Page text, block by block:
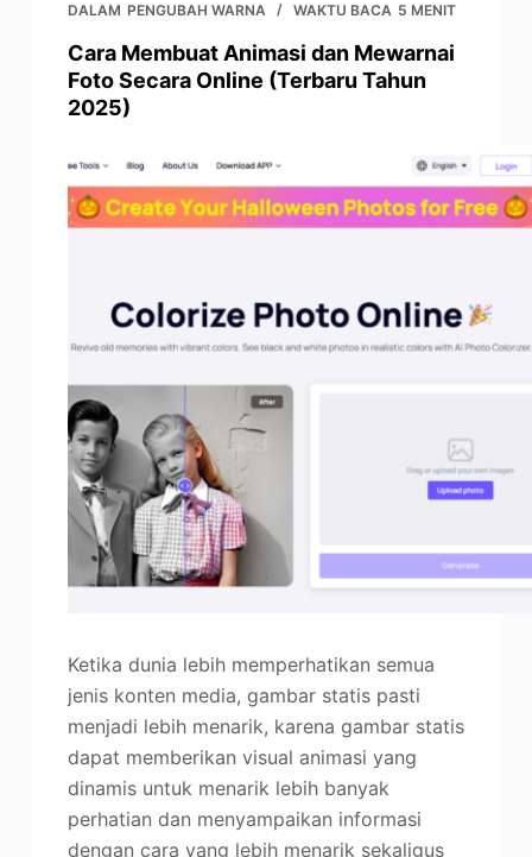
DALAM PENGUBAH WARNA WAKTU BACA 5 MENIT
Cara Membuat Animasi dan Mewarnai
Foto Secara Online (Terbaru Tahun
2025)
Ketika dunia lebih memperhatikan semua
jenis konten media, gambar statis pasti
menjadi lebih menarik, karena gambar statis
dapat memberikan visual animasi yang
dinamis untuk menarik lebih banyak
perhatian dan menyampaikan informasi
dengan cara yang lebih menarik sekaligus